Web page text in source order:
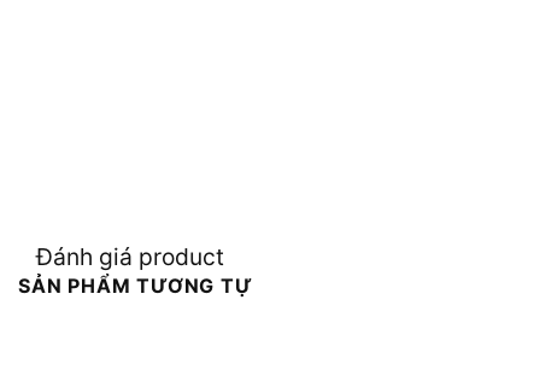
Đánh giá product
SẢN PHẨM TƯƠNG TỰ